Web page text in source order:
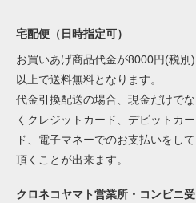
宅配便（日時指定可）
お買いあげ商品代金が8000円(税別)
以上で送料無料となります。
代金引換配送の場合、現金だけでな
くクレジットカード、デビットカー
ド、電子マネーでのお支払いをして
頂くことが出来ます。
クロネコヤマト営業所・コンビニ受